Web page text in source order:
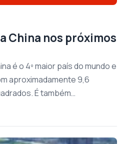
China nos próximos
é o 4º maior país do mundo e
aproximadamente 9,6
É também…